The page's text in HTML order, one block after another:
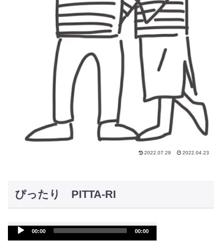
2022.07.29 2022.04.23
ぴったり PITTA-RI
Audio
00:00 00:00